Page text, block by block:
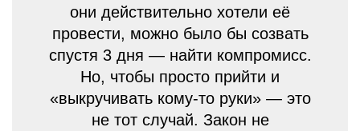
они действительно хотели её
провести, можно было бы созвать
спустя 3 дня — найти компромисс.
Но, чтобы просто прийти и
«выкручивать кому-то руки» — это
не тот случай. Закон не